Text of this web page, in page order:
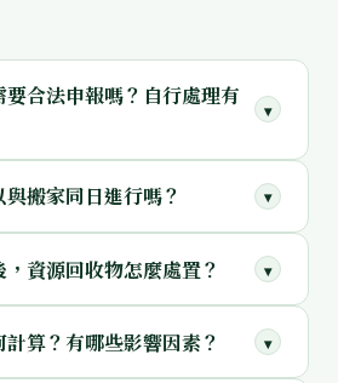
合法申報嗎？自行處理有
▾
搬家同日進行嗎？ ▾
資源回收物怎麼處置？ ▾
算？有哪些影響因素？ ▾